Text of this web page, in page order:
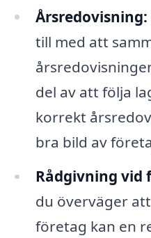
Årsredovisning:
till med att
del av att följa
korrekt
bra bild av
Rådgivning vid
du överväger
företag kan en